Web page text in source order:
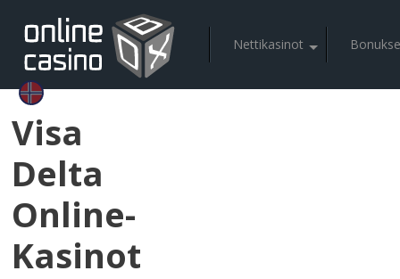
Nеttіkаsіnоt
Vіsа
Dеltа
Оnlіnе-
Kаsіnоt